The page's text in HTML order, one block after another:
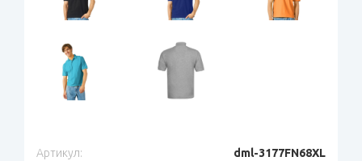
Артикул: dml-3177FN68XL